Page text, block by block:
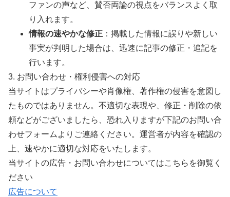
ファンの声など、賛否両論の視点をバランスよく取
り入れます。
情報の速やかな修正 ：掲載した情報に誤りや新しい
事実が判明した場合は、迅速に記事の修正・追記を
行います。
3. お問い合わせ・権利侵害への対応
当サイトはプライバシーや肖像権、著作権の侵害を意図し
たものではありません。不適切な表現や、修正・削除の依
頼などがございましたら、恐れ入りますが下記のお問い合
わせフォームよりご連絡ください。運営者が内容を確認の
上、速やかに適切な対応をいたします。
当サイトの広告・お問い合わせについてはこちらを御覧く
ださい
広告について